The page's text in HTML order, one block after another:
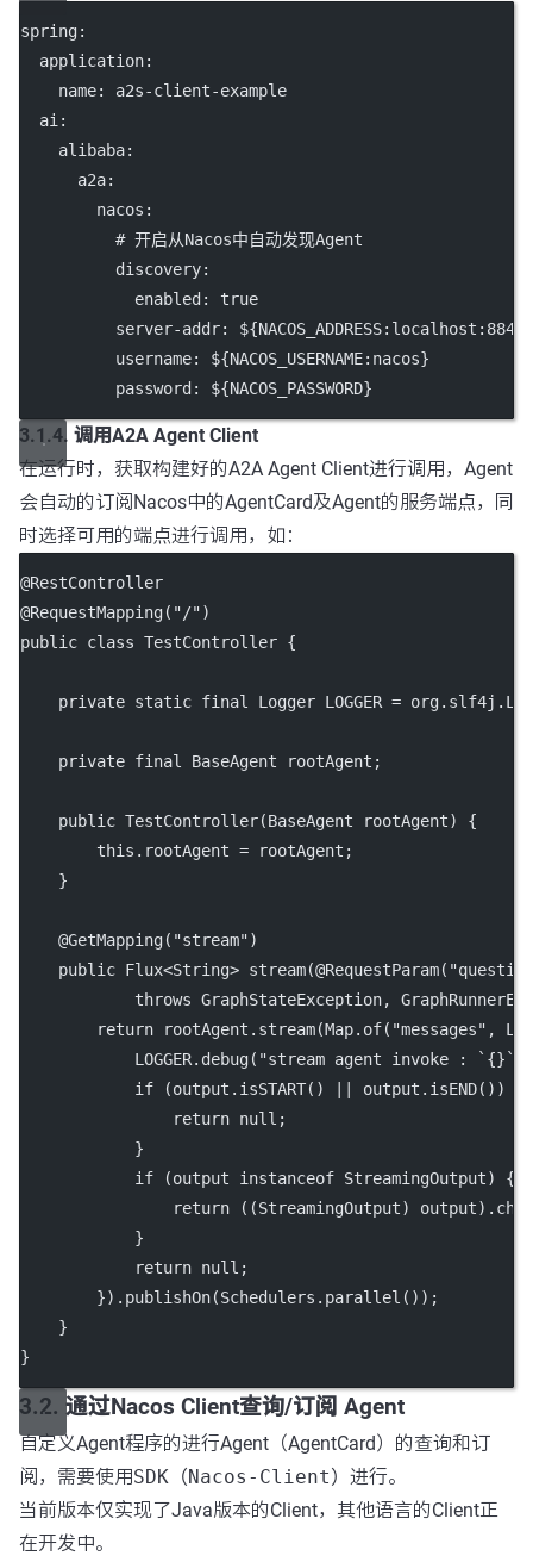
spring:
application:
name: a2s-client-example
ai :
alibaba:
a2a:
nacos :
# 开启从Nacos中自动发现Agent
discovery:
enabled : true
server-addr: ${NACOS_ADDRESS:localhost:8848}
username: ${NACOS_USERNAME:nacos}
password : ${NACOS_PASSWORD}
3.1.4. 调用A2A Agent Client
在运行时，获取构建好的A2A Agent Client进行调用，Agent
会自动的订阅Nacos中的AgentCard及Agent的服务端点，同
时选择可用的端点进行调用，如：
@RestController
@RequestMapping( "/")
public class TestController {
private static final Logger LOGGER =
private final BaseAgent rootAgent;
public TestController(BaseAgent rootAgent) {
this .rootAgent = rootAgent;
    }
    @
GetMapping( "stream")
public Flux<String> stream(@RequestParam(
throws GraphStateException,
return rootAgent. stream(Map. of( "messages" ,
            LOGGER.
debug( "stream agent invoke : `{}`"
if (output. isSTART() output. isEND()) {
return null ;
            }
if (output instanceof StreamingOutput) {
return ((StreamingOutput) output).
            }
return null ;
        }).
publishOn(Schedulers. parallel ());
    }
}
3.2. 通过Nacos Client查询/订阅 Agent
自定义Agent程序的进行Agent（AgentCard）的查询和订
阅，需要使用SDK（Nacos-Client） 进行。
当前版本仅实现了Java版本的Client，其他语言的Client正
在开发中。